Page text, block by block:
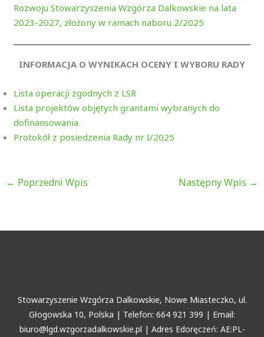
Rozwoju Stowarzyszenia Wzgórza Dalkowskie na lata
2023-2027, złożony w ramach naboru 2/2025
INFORMACJA O WYNIKACH OCENY I WYBORU RADY
Lista operacji zgodnych z LSR
Lista projektów objętych grantami wybranych do
dofinansowania
Protokół z posiedzenia Rady nr I/2025
← Poprzedni Wpis Następny Wpis →
Stowarzyszenie Wzgórza Dalkowskie, Nowe Miasteczko, ul.
Głogowska 10, Polska | Telefon: 664 921 399 | Email:
biuro@lgd.wzgorzadalkowskie.pl | Adres Edoręczeń: AE:PL-